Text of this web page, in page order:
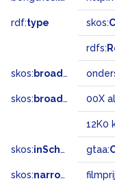
rdf:type skos:
rdfs:
skos: broader
skos: broadMatch 00X
12K0
skos:inScheme gtaa:
skos:narrower